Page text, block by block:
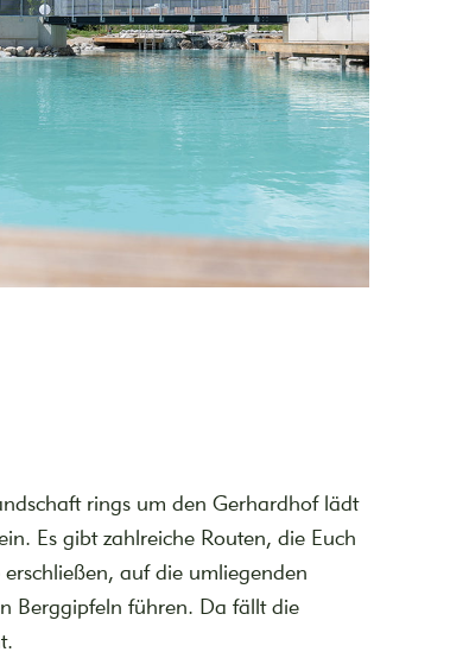
rings um den Gerhardhof lädt
Es gibt zahlreiche Routen, die Euch
auf die umliegenden
Berggipfeln führen. Da fällt die